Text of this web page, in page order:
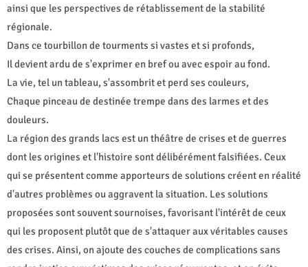
ainsi que les perspectives de rétablissement de la stabilité
régionale.
Dans ce tourbillon de tourments si vastes et si profonds,
Il devient ardu de s'exprimer en bref ou avec espoir au fond.
La vie, tel un tableau, s'assombrit et perd ses couleurs,
Chaque pinceau de destinée trempe dans des larmes et des
douleurs.
La région des grands lacs est un théâtre de crises et de guerres
dont les origines et l'histoire sont délibérément falsifiées. Ceux
qui se présentent comme apporteurs de solutions créent en réalité
d'autres problèmes ou aggravent la situation. Les solutions
proposées sont souvent sournoises, favorisant l'intérêt de ceux
qui les proposent plutôt que de s'attaquer aux véritables causes
des crises. Ainsi, on ajoute des couches de complications sans